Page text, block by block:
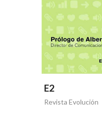
E2
Revista Evolución